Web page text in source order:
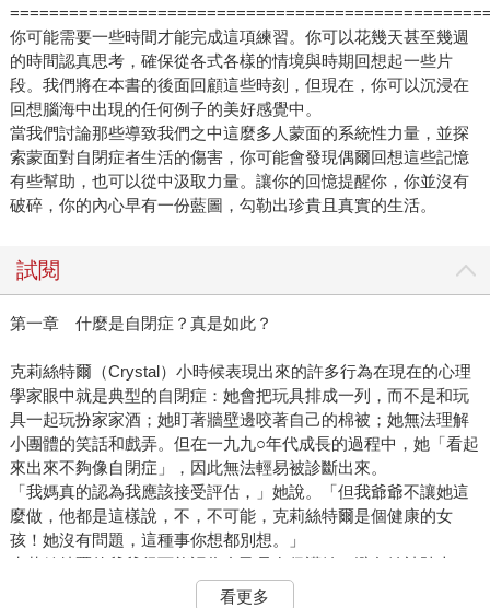
你可能需要一些時間才能完成這項練習。你可以花幾天甚至幾週
的時間認真思考，確保從各式各樣的情境與時期回想起一些片
段。我們將在本書的後面回顧這些時刻，但現在，你可以沉浸在
回想腦海中出現的任何例子的美好感覺中。
當我們討論那些導致我們之中這麼多人蒙面的系統性力量，並探
索蒙面對自閉症者生活的傷害，你可能會發現偶爾回想這些記憶
有些幫助，也可以從中汲取力量。讓你的回憶提醒你，你並沒有
破碎，你的內心早有一份藍圖，勾勒出珍貴且真實的生活。
試閱
第一章 什麼是自閉症？真是如此？
克莉絲特爾（Crystal）小時候表現出來的許多行為在現在的心理
學家眼中就是典型的自閉症：她會把玩具排成一列，而不是和玩
具一起玩扮家家酒；她盯著牆壁邊咬著自己的棉被；她無法理解
小團體的笑話和戲弄。但在一九九○年代成長的過程中，她「看起
來出來不夠像自閉症」，因此無法輕易被診斷出來。
「我媽真的認為我應該接受評估，」她說。「但我爺爺不讓她這
麼做，他都是這樣說，不，不可能，克莉絲特爾是個健康的女
孩！她沒有問題，這種事你想都別想。」
克莉絲特爾的爺爺很可能認為自己是在保護她，避免她被貼上一
個會帶來終生羞辱的標籤。他當然不是唯一這樣做的人。規避標
看更多